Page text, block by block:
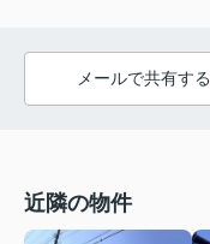
メールで共有する
近隣の物件